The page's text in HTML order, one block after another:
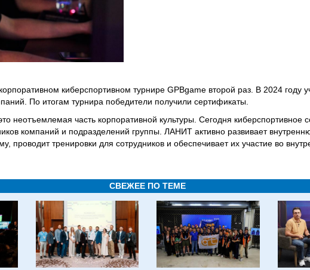
киберспортивном турнире GPBgame второй раз. В 2024 году
По итогам турнира победители получили сертификаты.
неотъемлемая часть корпоративной культуры. Сегодня
компаний и подразделений группы. ЛАНИТ активно развивает
проводит тренировки для сотрудников и обеспечивает их участие во
СВЕЖЕЕ ПО ТЕМЕ